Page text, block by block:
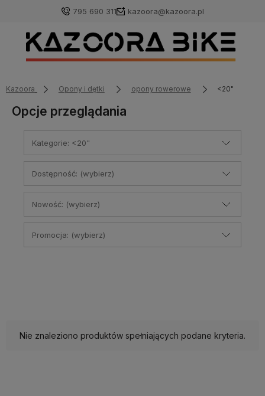
795 690 311 kazoora@kazoora.pl
Kazoora Opony i dętki opony rowerowe <20"
Opcje przeglądania
Kategorie: <20"
Dostępność: (wybierz)
Nowość: (wybierz)
Promocja: (wybierz)
Nie znaleziono produktów spełniających podane kryteria.